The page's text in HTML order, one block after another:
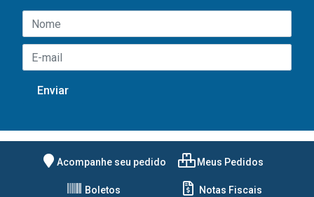
Acompanhe seu pedido Meus Pedidos
Boletos Notas Fiscais